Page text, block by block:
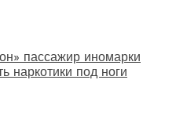
пассажир иномарки
наркотики под ноги